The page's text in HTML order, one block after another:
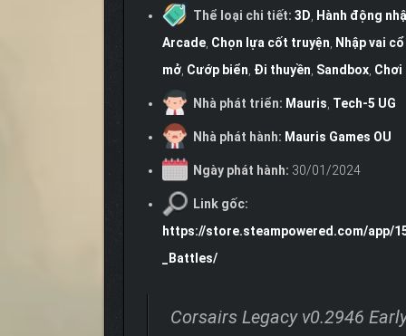
Thể loại chi tiết: 3D, Hành động
Arcade, Chọn lựa cốt truyện, Nhập vai
mở, Cướp biển, Đi thuyền, Sandbox, Chơi
Nhà phát triển: Mauris, Tech-5 UG
Nhà phát hành: Mauris Games OU
Ngày phát hành: 30/01/2024
Link gốc:
https://store.steampowered.com/app/
_Battles/
Corsairs Legacy v0.2946